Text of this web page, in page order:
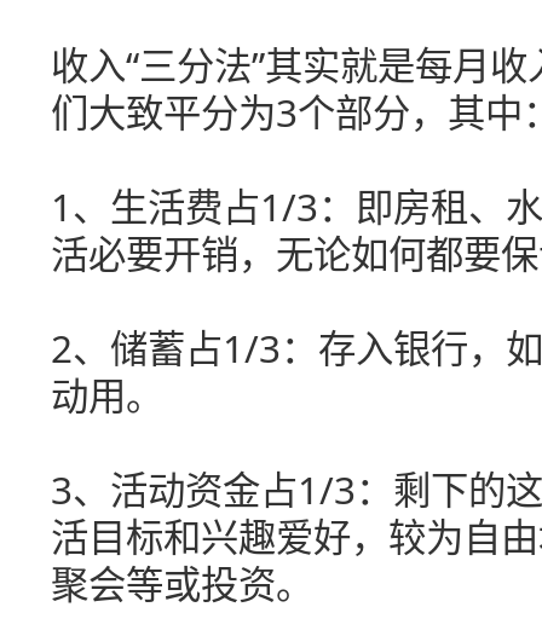
收入“三分法”其实就是每月
们大致平分为3个部分，其中
1、生活费占1/3：即房租、
活必要开销，无论如何都要
2、储蓄占1/3：存入银行，
动用。
3、活动资金占1/3：剩下的
活目标和兴趣爱好，较为自
聚会等或投资。